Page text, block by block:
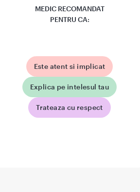
MEDIC RECOMANDAT
PENTRU CA:
Este atent si implicat
Explica pe intelesul tau
Trateaza cu respect